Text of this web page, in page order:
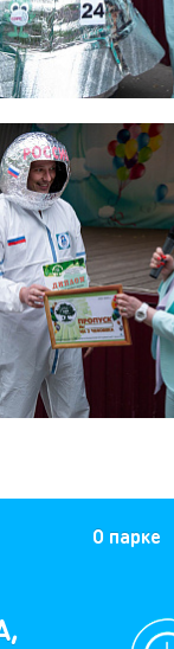
О парке